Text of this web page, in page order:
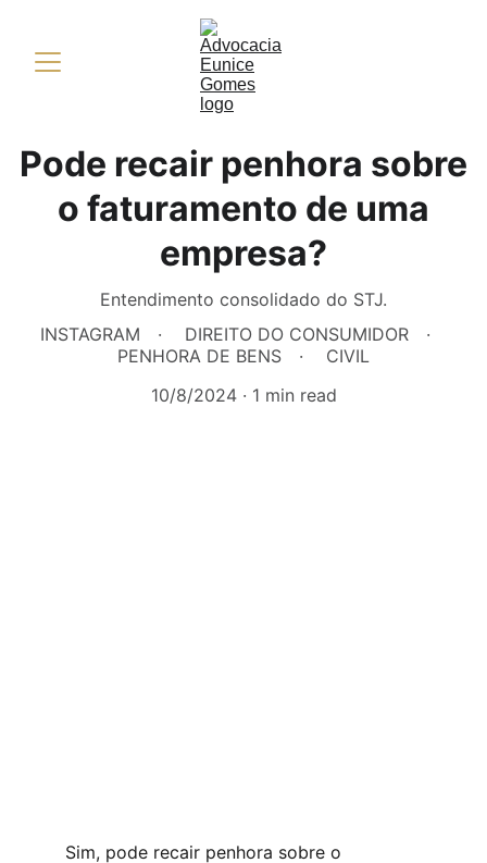
Pode recair penhora sobre
o faturamento de uma
empresa?
Entendimento consolidado do STJ.
INSTAGRAM
DIREITO DO CONSUMIDOR
PENHORA DE BENS
CIVIL
10/8/2024
1 min read
Sim, pode recair penhora sobre o